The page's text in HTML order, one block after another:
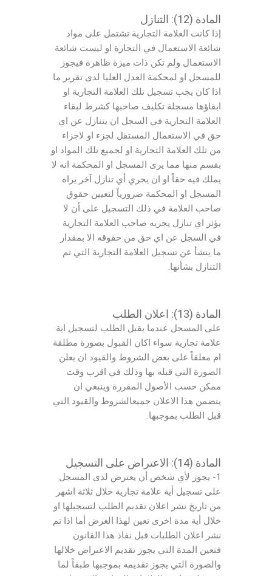
المادة (12): التنازل
إذا كانت العلامة التجارية تشتمل على مواد
شائعة الاستعمال في التجارة او ليست شائعة
الاستعمال ولم تكن ذات ميزة ظاهرة فيجوز
للمسجل او لمحكمة العدل العليا لدى تقرير ما
اذا كان يجب تسجيل تلك العلامة التجارية او
ابقاؤها مسجلة تكليف صاحبها كشرط لبقاء
العلامة التجارية في السجل ان يتنازل عن اي
حق في الاستعمال المستقل لجزء او لاجزاء
من تلك العلامة التجارية او لجميع تلك المواد او
بقسم منها مما يرى المسجل او المحكمة انه لا
يملك فيه حقاً او ان يجري أي تنازل آخر يراه
المسجل او المحكمة ضرورياً لتعيين حقوق
صاحب العلامة في ذلك التسجيل على أن لا
يؤثر اي تنازل يجريه صاحب العلامة التجارية
في السجل عن اي حق من حقوقه الا بمقدار
ما ينشأ عن تسجيل العلامة التجارية التي تم
التنازل بشأنها.
المادة (13): اعلان الطلب
على المسجل عندما يقبل الطلب لتسجيل اية
علامة تجارية سواء اكان القبول بصورة مطلقة
ام معلقاً على بعض الشروط والقيود ان يعلن
الصورة التي قبله بها وذلك في اقرب وقت
ممكن حسب الأصول المقررة وينبغي ان
يتضمن هذا الاعلان جميعالشروط والقيود التي
قبل الطلب بموجبها.
المادة (14): الاعتراض على التسجيل
1- يجوز لأي شخص أن يعترض لدى المسجل
على تسجيل أية علامة تجارية خلال ثلاثة اشهر
من تاريخ نشر اعلان تقديم الطلب لتسجيلها او
خلال أية مدة اخرى تعين لهذا الغرض أما اذا تم
نشر اعلان الطلبات قبل نفاذ هذا القانون
فتعين المدة التي يجوز تقديم الاعتراض خلالها
والصورة التي يجوز تقديمه بموجبها طبقاً لما